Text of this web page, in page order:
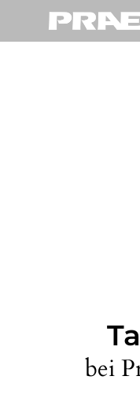
bei